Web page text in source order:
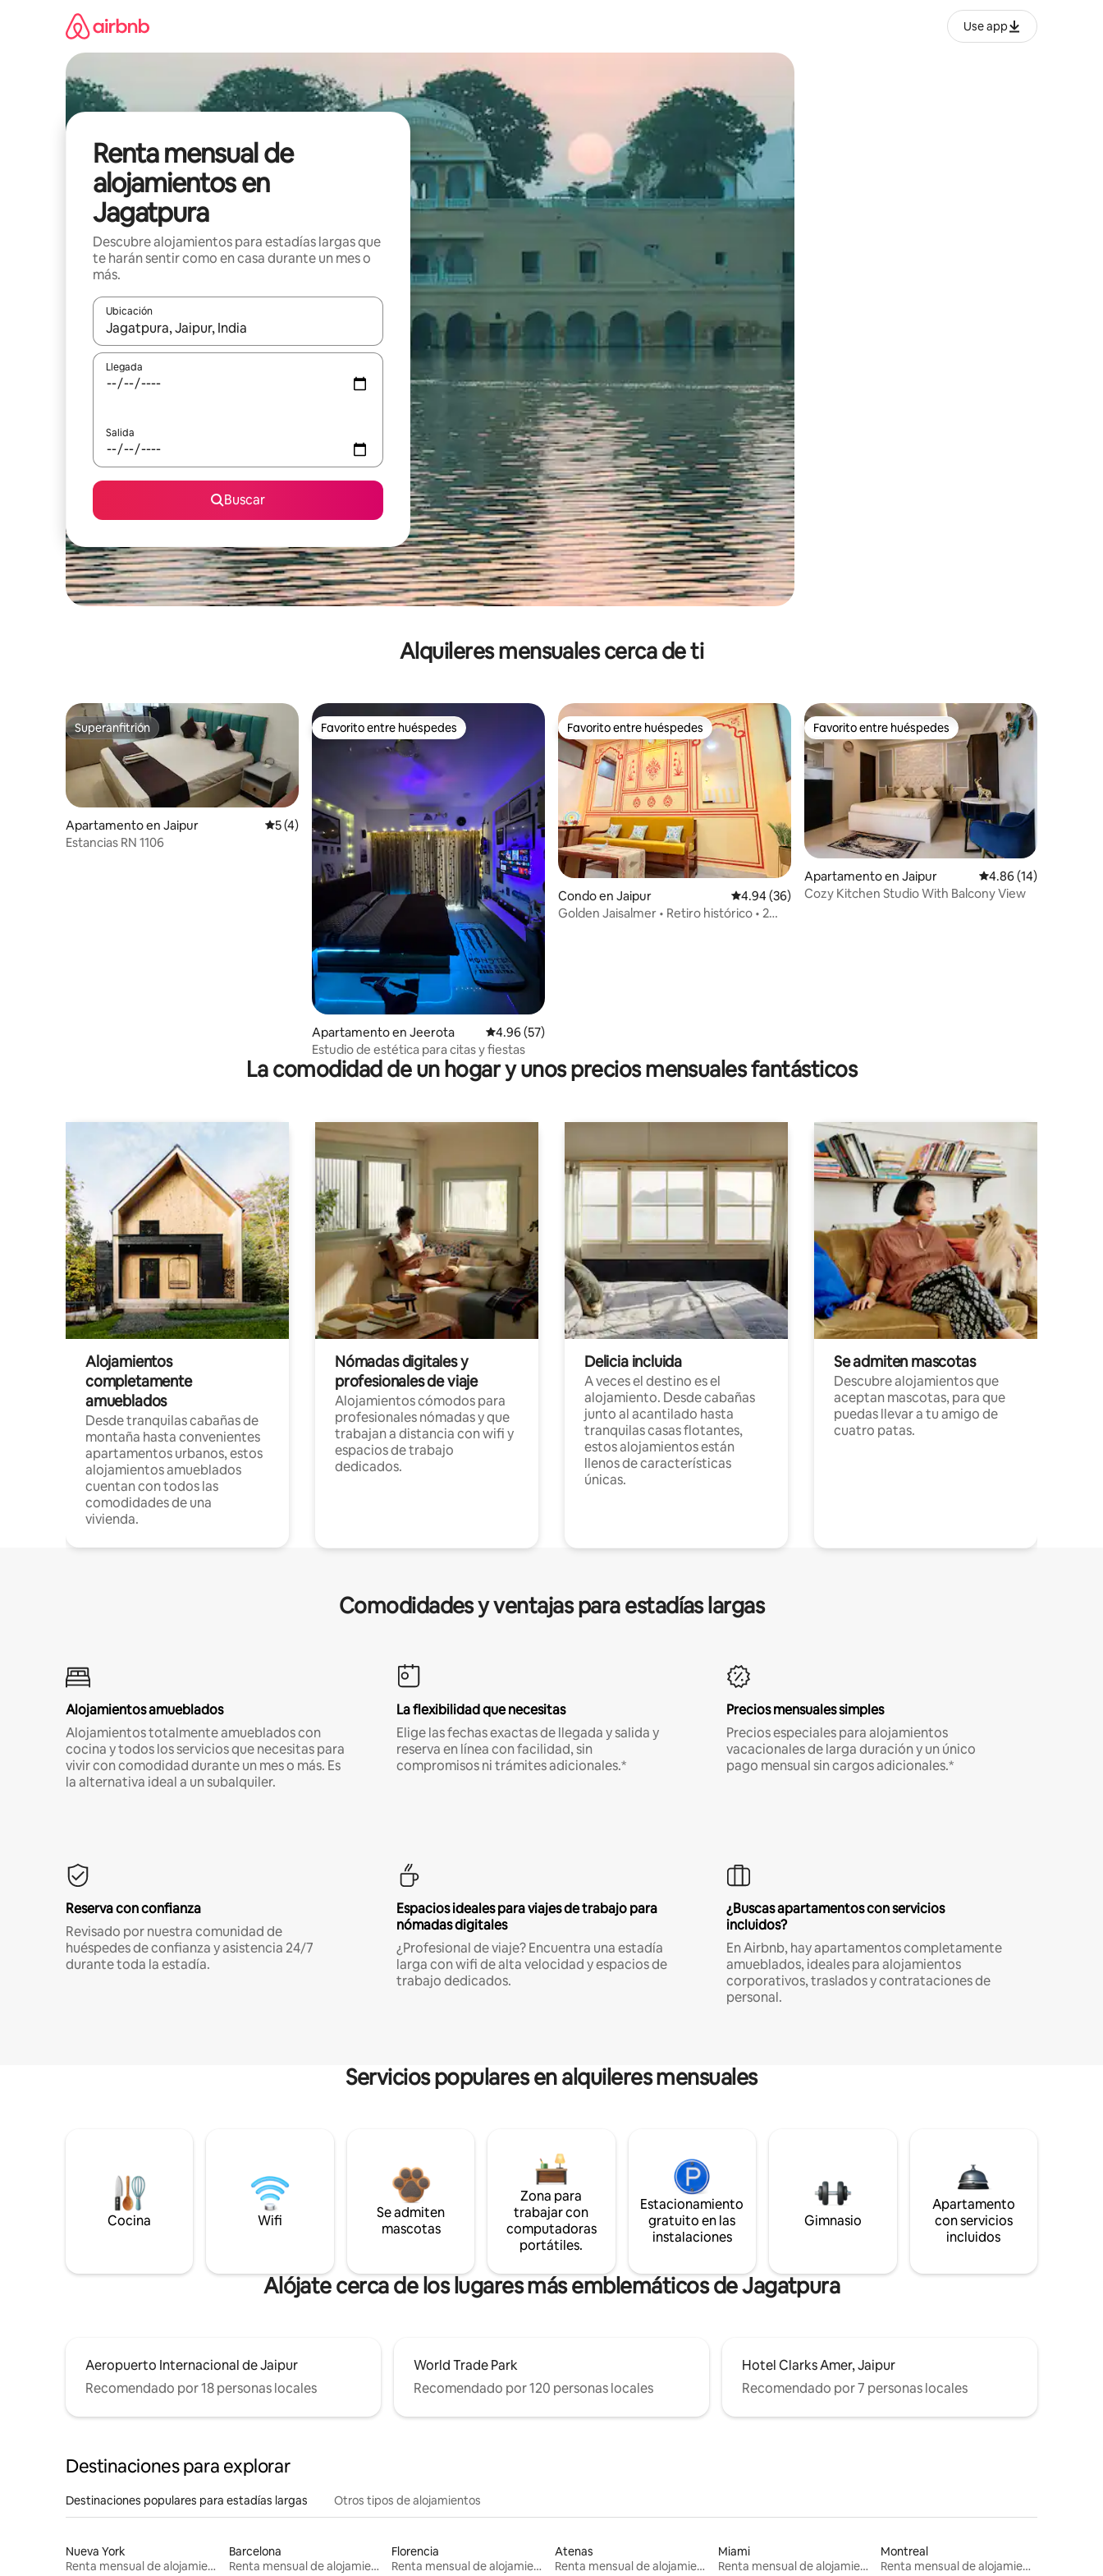
Use app
Renta mensual de
alojamientos en
Jagatpura
Descubre alojamientos para estadías largas que
te harán sentir como en casa durante un mes o
más.
Ubicación
Cuando los resultados estén disponibles, navega con las teclas de flecha hacia arriba y hacia abajo o explora con el tacto o desliza el dedo.
Llegada
Salida
Buscar
Alquileres mensuales cerca de ti
Superanfitrión
Superanfitrión
Apartamento en Jaipur Calificación promedio: 5 de 5, 4 reseñas
5 (4)
Estancias RN 1106
Favorito entre huéspedes
Favorito entre huéspedes
Apartamento en Jeerota Calificación promedio: 4.96 de 5, 57 reseñas
4.96 (57)
Estudio de estética para citas y fiestas
Favorito entre huéspedes
Favorito entre huéspedes
Condo en Jaipur Calificación promedio: 4.94 de 5, 36 reseñas
4.94 (36)
Golden Jaisalmer • Retiro histórico • 2
Favorito entre huéspedes
Favorito entre huéspedes
Apartamento en Jaipur Calificación
4.86 (14)
Cozy Kitchen Studio With Balcony View
La comodidad de un hogar y unos precios mensuales fantásticos
Alojamientos
completamente
amueblados
Desde tranquilas cabañas de
montaña hasta convenientes
apartamentos urbanos, estos
alojamientos amueblados
cuentan con todos las
comodidades de una
vivienda.
Nómadas digitales y
profesionales de viaje
Alojamientos cómodos para
profesionales nómadas y que
trabajan a distancia con wifi y
espacios de trabajo
dedicados.
Delicia incluida
A veces el destino es el
alojamiento. Desde cabañas
junto al acantilado hasta
tranquilas casas flotantes,
estos alojamientos están
llenos de características
únicas.
Se admiten mascotas
Descubre alojamientos que
aceptan mascotas, para que
puedas llevar a tu amigo de
cuatro patas.
Comodidades y ventajas para estadías largas
Alojamientos amueblados
Alojamientos totalmente amueblados con
cocina y todos los servicios que necesitas para
vivir con comodidad durante un mes o más. Es
la alternativa ideal a un subalquiler.
La flexibilidad que necesitas
Elige las fechas exactas de llegada y salida y
reserva en línea con facilidad, sin
compromisos ni trámites adicionales.*
Precios mensuales simples
Precios especiales para alojamientos
vacacionales de larga duración y un único
pago mensual sin cargos adicionales.*
Reserva con confianza
Revisado por nuestra comunidad de
huéspedes de confianza y asistencia 24/7
durante toda la estadía.
Espacios ideales para viajes de trabajo para
nómadas digitales
¿Profesional de viaje? Encuentra una estadía
larga con wifi de alta velocidad y espacios de
trabajo dedicados.
¿Buscas apartamentos con servicios
incluidos?
En Airbnb, hay apartamentos completamente
amueblados, ideales para alojamientos
corporativos, traslados y contrataciones de
personal.
Servicios populares en alquileres mensuales
Cocina Wifi
Se admiten
mascotas
Zona para
trabajar con
computadoras
portátiles.
Estacionamiento
gratuito en las
instalaciones
Gimnasio
Apartamento
con servicios
incluidos
Alójate cerca de los lugares más emblemáticos de Jagatpura
Aeropuerto Internacional de Jaipur
Recomendado por 18 personas locales
World Trade Park
Recomendado por 120 personas locales
Hotel Clarks Amer, Jaipur
Recomendado por 7 personas locales
Destinaciones para explorar
Destinaciones populares para estadías largas Otros tipos de alojamientos
Nueva York
Renta mensual de alojamientos
Barcelona
Renta mensual de alojamientos
Florencia
Renta mensual de alojamientos
Atenas
Renta mensual de alojamientos
Miami
Renta mensual de alojamientos
Montreal
Renta mensual de alojamientos